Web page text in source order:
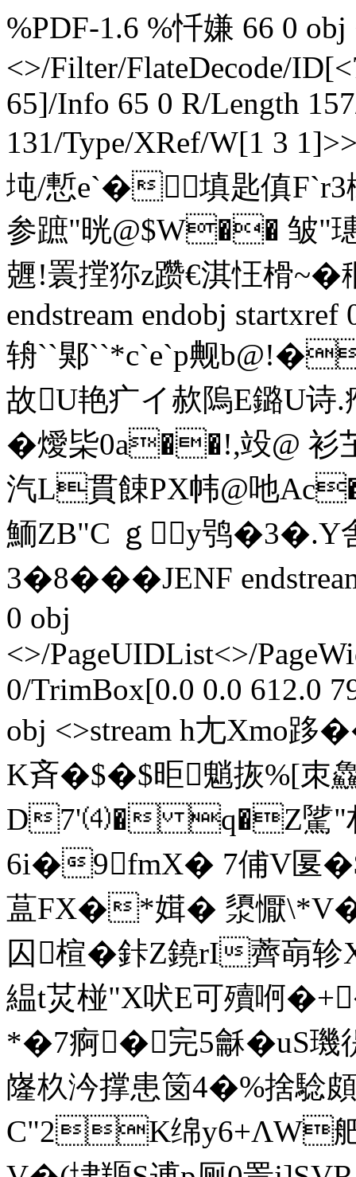
%PDF-1.6 %忏嫌 66 0
<>/Filter/FlateDecode/ID[
65]/Info 65 0 R/Length
131/Type/XRef/W[1 3
坉/慙e`�填匙傎
参蹠 "晄@$W�� 皱
兣!瞏摚狝z躜€淇忹榾
endstream endobj
辀``郹``*c`e`p觍
故U艳疒イ赥隖E鏴U
�燰枈0a��!,竐@
汽L貫餗PX帏@吔
鮞ZB"C ｇy鸮�3�.Y舎
3�8���JENF
0 obj
<>/PageUIDList<>/
0/TrimBox[0.0 0.0 612.0
obj <>stream h尢Xmo跢
K斉�$�$昛魈拻%[朿鱻
D7'⑷� q�Z騭"村
6i�9fmX� 7俌V匽
蒀FX�*媶� 澃懨
囚楦�鉲Z鐃rI薺朚
緼t炗椪"Х吠E可殰哬
*�7痾�完5龢�uS璣
嶐杦汵撑患笝4�%捨騐
C"2K绵y6+ΛW舥